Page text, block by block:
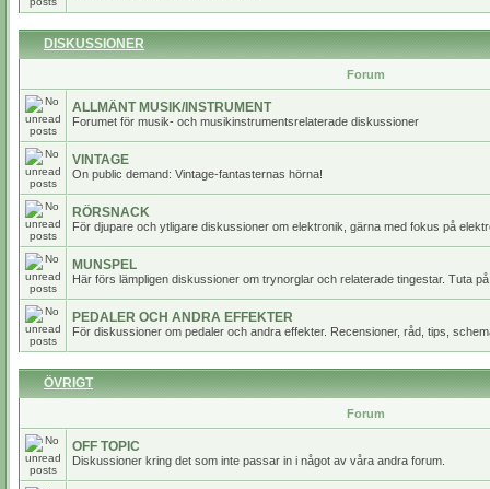
DISKUSSIONER
Forum
ALLMÄNT MUSIK/INSTRUMENT
Forumet för musik- och musikinstrumentsrelaterade diskussioner
VINTAGE
On public demand: Vintage-fantasternas hörna!
RÖRSNACK
För djupare och ytligare diskussioner om elektronik, gärna med fokus på
MUNSPEL
Här förs lämpligen diskussioner om trynorglar och relaterade tingestar. Tuta
PEDALER OCH ANDRA EFFEKTER
För diskussioner om pedaler och andra effekter. Recensioner, råd, tips,
ÖVRIGT
Forum
OFF TOPIC
Diskussioner kring det som inte passar in i något av våra andra forum.